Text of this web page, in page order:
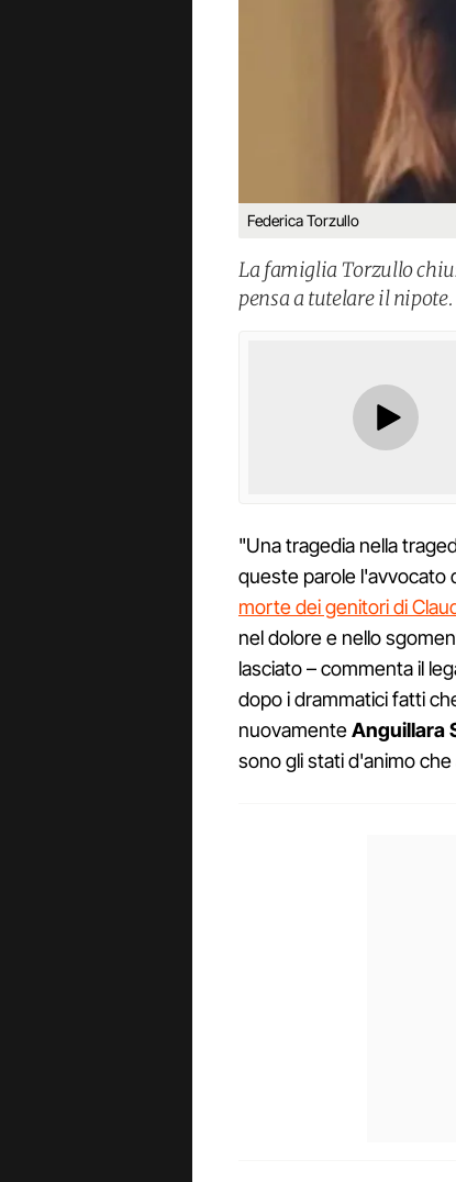
Federica Torzullo
La famiglia Torzullo
pensa a tutelare il
"Una tragedia nella
queste parole l'avvocato
morte dei genitori di
nel dolore e nello
lasciato – commenta il
dopo i drammatici fatti
nuovamenteAnguillara
sono gli stati d'animo